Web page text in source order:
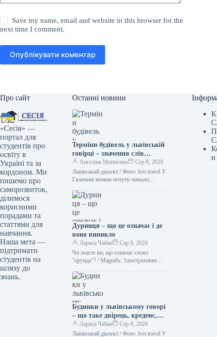
Save my name, email and website in this browser for the
next time I comment.
Опублікувати коментар
Про сайт
«Сесія» —
портал для
студентів про
освіту в
Україні та за
кордоном. Ми
пишемо про
саморозвиток,
ділимося
корисними
порадами та
статтями для
навчання.
Наша мета —
підтримати
студентів на
шляху до
знань.
Останні новини
Терміни будівель у львівській
говірці – значення слів
“двірець”, “креденс”,
“кнайпа”
Ангеліна Матвієнко
Сер 8, 2026
Львівський діалект / Фото: lviv.travel У
Галичині можна почути чимало
спантеличити навіть досвідченого
мандрівника.…
Дурниця – що це означає і де
воно виникло
Лариса Чабан
Сер 8, 2026
Чи знаєте ви, що означає слово
“єрунда”? / Magnific. Ілюстративне
виявляється цікавішою за його
сучасне…
Будинки у львівському говорі
– що таке двірець, креденс,
кнайпа
Лариса Чабан
Сер 8, 2026
Львівський діалект / Фото: lviv.travel У
и